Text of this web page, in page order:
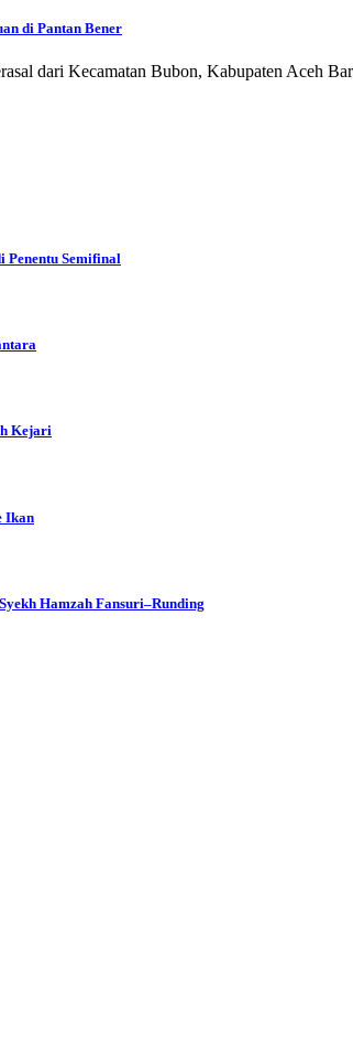
di Pantan Bener
dari Kecamatan Bubon, Kabupaten Aceh
Penentu Semifinal
Kejari
Ikan
Hamzah Fansuri–Runding